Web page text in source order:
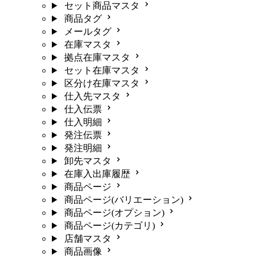
セット商品マスタ
商品タグ
メールタグ
在庫マスタ
拠点在庫マスタ
セット在庫マスタ
区分け在庫マスタ
仕入先マスタ
仕入伝票
仕入明細
発注伝票
発注明細
卸先マスタ
在庫入出庫履歴
商品ページ
商品ページ(バリエーション)
商品ページ(オプション)
商品ページ(カテゴリ)
店舗マスタ
商品画像